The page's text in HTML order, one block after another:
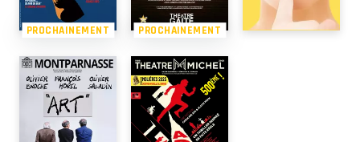
PROCHAINEMENT PROCHAINEMENT